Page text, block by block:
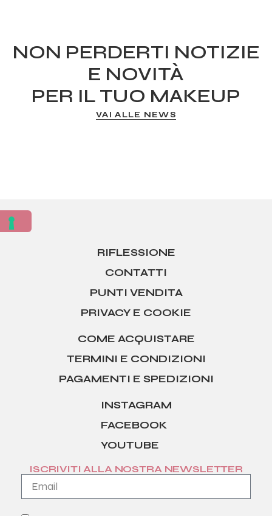
NON PERDERTI NOTIZIE
E NOVITÀ
PER IL TUO MAKEUP
VAI ALLE NEWS
RIFLESSIONE
CONTATTI
PUNTI VENDITA
PRIVACY E COOKIE
COME ACQUISTARE
TERMINI E CONDIZIONI
PAGAMENTI E SPEDIZIONI
INSTAGRAM
FACEBOOK
YOUTUBE
ISCRIVITI ALLA NOSTRA NEWSLETTER